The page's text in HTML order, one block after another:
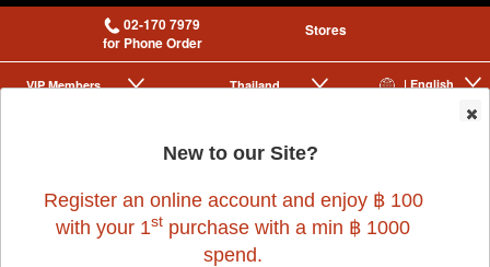
02-170 7979
for Phone Order
Stores
| English
Thailand
VIP Membership
|
New to our Site?
Register an online account and enjoy ฿ 100
with your 1st purchase with a min ฿ 1000
spend.